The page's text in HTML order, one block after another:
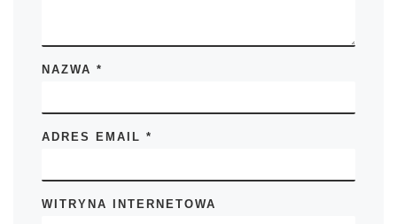
NAZWA*
ADRES EMAIL*
WITRYNA INTERNETOWA